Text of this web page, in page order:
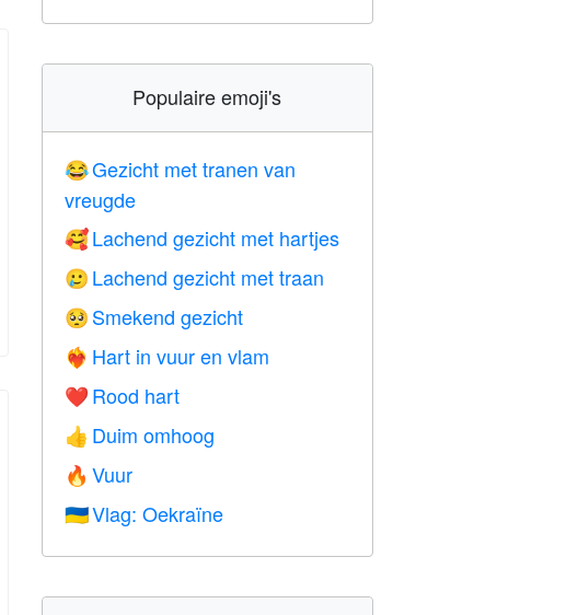
Populaire emoji's
😂Gezicht met tranen van
vreugde
🥰 Lachend gezicht met hartjes
🥲 Lachend gezicht met traan
🥺 Smekend gezicht
❤️‍🔥 Hart in vuur en vlam
❤️ Rood hart
👍 Duim omhoog
🔥 Vuur
🇺🇦Vlag: Oekraïne